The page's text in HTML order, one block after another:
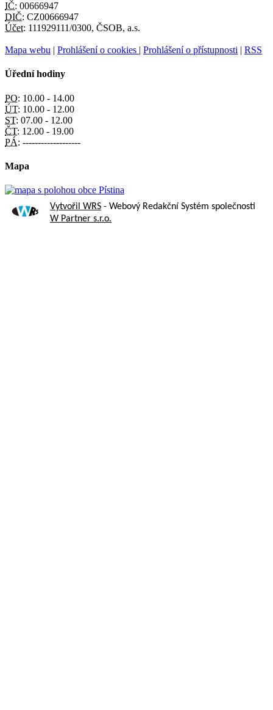
IČ: 00666947
DIČ: CZ00666947
Účet: 111929111/0300, ČSOB, a.s.
Mapa webu | Prohlášení o cookies | Prohlášení o přístupnosti | RSS
Úřední hodiny
PO: 10.00 - 14.00
ÚT: 10.00 - 12.00
ST: 07.00 - 12.00
ČT: 12.00 - 19.00
PÁ: -------------------
Mapa
Vytvořil WRS - Webový Redakční Systém společnosti
W Partner s.r.o.